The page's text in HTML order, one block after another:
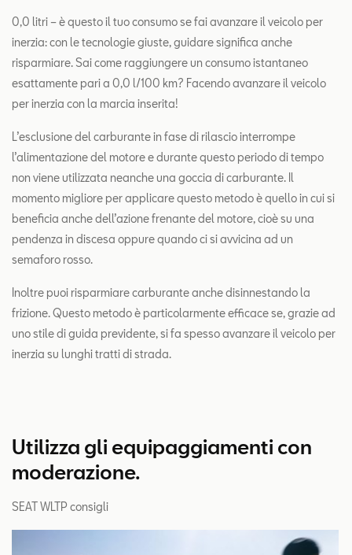
0,0 litri – è questo il tuo consumo se fai avanzare il veicolo per
inerzia: con le tecnologie giuste, guidare significa anche
risparmiare. Sai come raggiungere un consumo istantaneo
esattamente pari a 0,0 l/100 km? Facendo avanzare il veicolo
per inerzia con la marcia inserita!
L’esclusione del carburante in fase di rilascio interrompe
l’alimentazione del motore e durante questo periodo di tempo
non viene utilizzata neanche una goccia di carburante. Il
momento migliore per applicare questo metodo è quello in cui si
beneficia anche dell’azione frenante del motore, cioè su una
pendenza in discesa oppure quando ci si avvicina ad un
semaforo rosso.
Inoltre puoi risparmiare carburante anche disinnestando la
frizione. Questo metodo è particolarmente efficace se, grazie ad
uno stile di guida previdente, si fa spesso avanzare il veicolo per
inerzia su lunghi tratti di strada.
Utilizza gli equipaggiamenti con
moderazione.
SEAT WLTP consigli